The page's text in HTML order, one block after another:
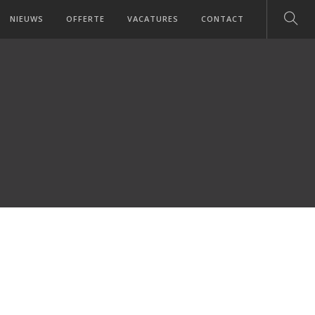
NIEUWS OFFERTE VACATURES CONTACT